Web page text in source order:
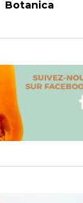
Botanica